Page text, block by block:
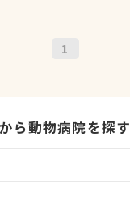
1
ら動物病院を探す